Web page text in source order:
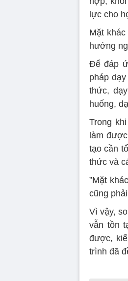
lực cho
Mặt
hướng
Để đáp
pháp
thức,
huống,
Trong
làm
tạo cần
thức và
”Mặt
cũng
Vì vậy,
vẫn tồn
được,
trình đã